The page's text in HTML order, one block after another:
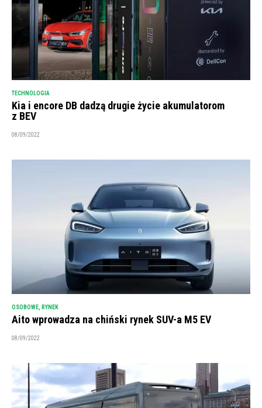
TECHNOLOGIA
Kia i encore DB dadzą drugie życie akumulatorom
z BEV
08/09/2022
OSOBOWE RYNEK
Aito wprowadza na chiński rynek SUV-a M5 EV
08/09/2022